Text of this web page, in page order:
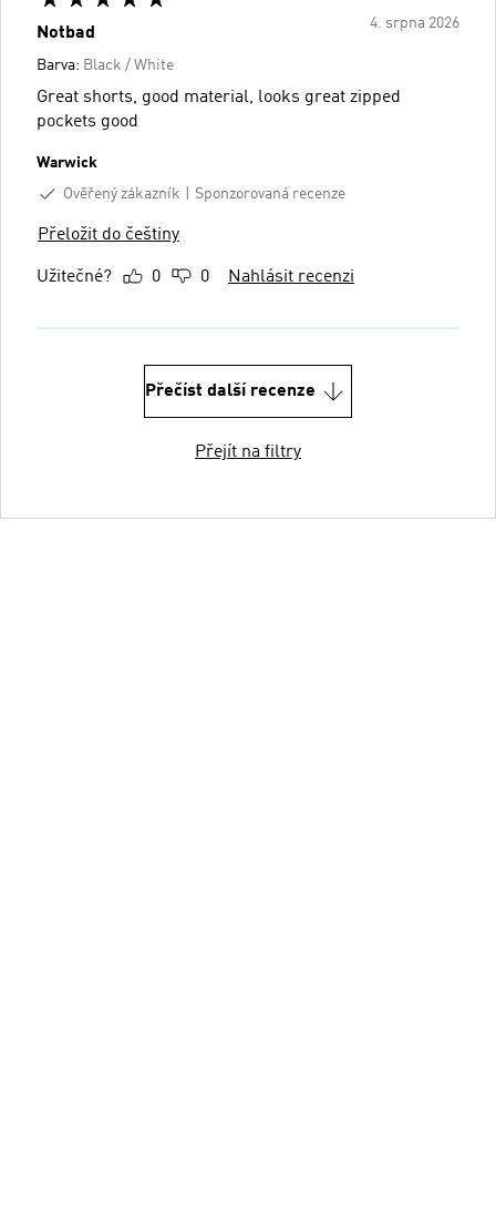
4. srpna 2026
Notbad
Barva: Black / White
Great shorts, good material, looks great zipped
pockets good
Warwick
Ověřený zákazník
Sponzorovaná recenze
Přeložit do češtiny
Užitečné? 0 0 Nahlásit recenzi
Přečíst další recenze
Přejít na filtry